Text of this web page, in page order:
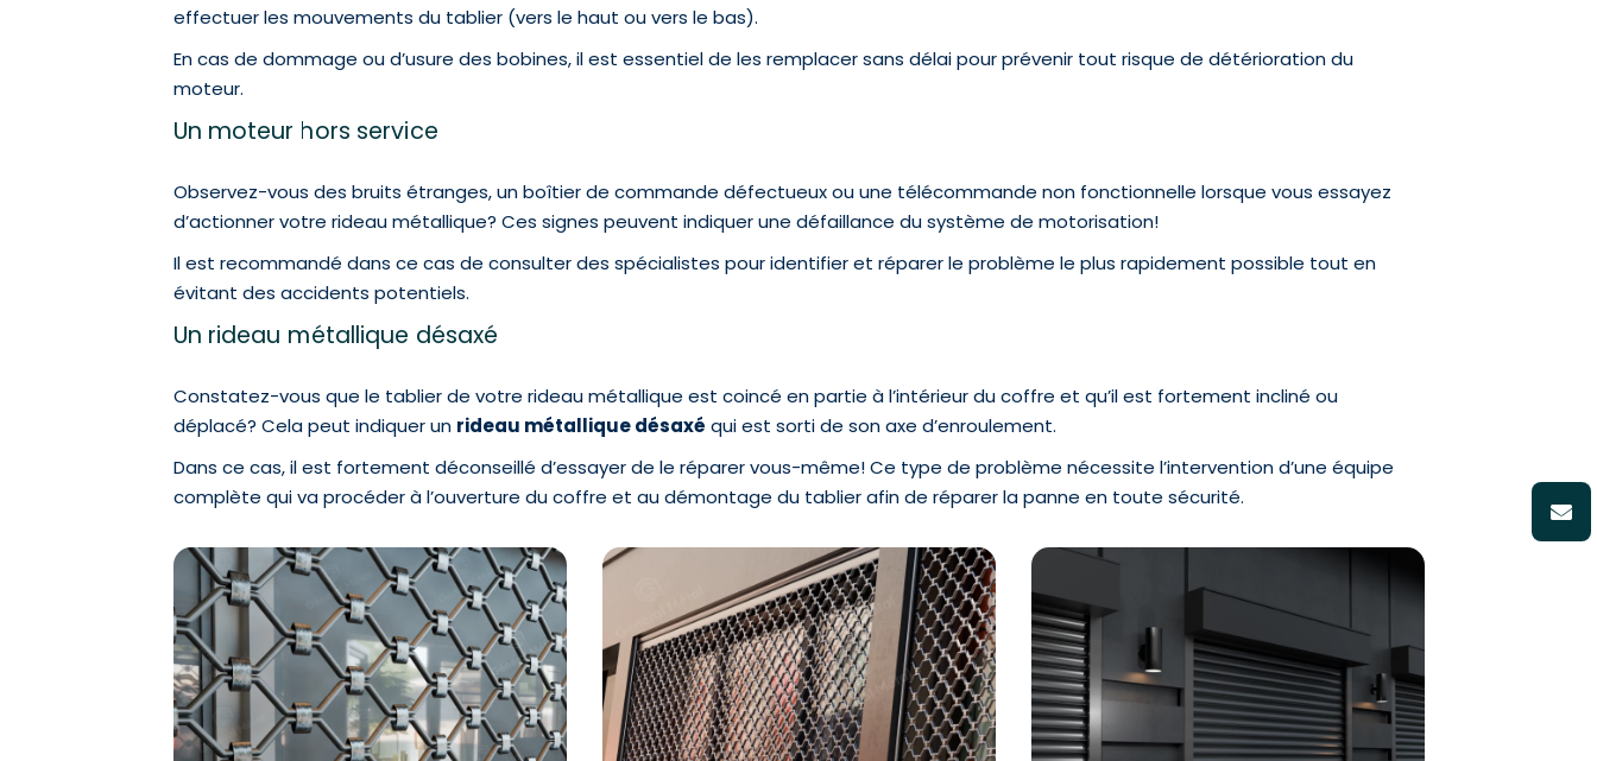
effectuer les mouvements du tablier (vers le haut ou vers le bas).
En cas de dommage ou d’usure des bobines, il est essentiel de les remplacer sans délai pour prévenir tout risque de détérioration du
moteur.
Un moteur hors service
Observez-vous des bruits étranges, un boîtier de commande défectueux ou une télécommande non fonctionnelle lorsque vous essayez
d’actionner votre rideau métallique? Ces signes peuvent indiquer une défaillance du système de motorisation!
Il est recommandé dans ce cas de consulter des spécialistes pour identifier et réparer le problème le plus rapidement possible tout en
évitant des accidents potentiels.
Un rideau métallique désaxé
Constatez-vous que le tablier de votre rideau métallique est coincé en partie à l’intérieur du coffre et qu’il est fortement incliné ou
déplacé? Cela peut indiquer un rideau métallique désaxé qui est sorti de son axe d’enroulement.
Dans ce cas, il est fortement déconseillé d’essayer de le réparer vous-même! Ce type de problème nécessite l’intervention d’une équipe
complète qui va procéder à l’ouverture du coffre et au démontage du tablier afin de réparer la panne en toute sécurité.